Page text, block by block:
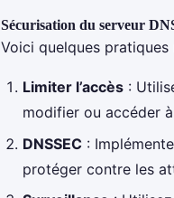
Sécurisation du serveur
Voici quelques
Limiter l’accès :
modifier ou accéder
DNSSEC :
protéger contre les